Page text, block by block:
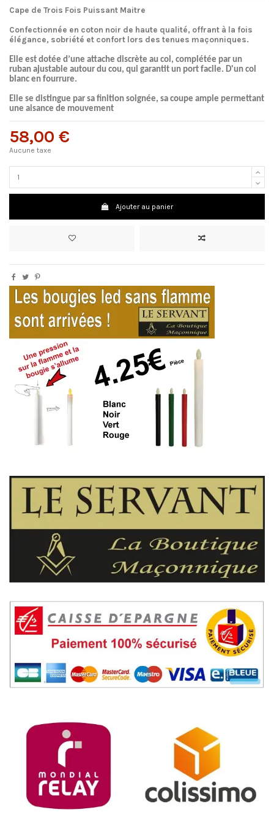
Cape de Trois Fois Puissant Maitre
Confectionnée en coton noir de haute qualité, offrant à la fois
élégance, sobriété et confort lors des tenues maçonniques.
Elle est dotée d’une attache discrète au col , complétée par un
ruban ajustable autour du cou, qui garantit un port facile. D'un col
blanc en fourrure.
Elle se distingue par sa finition soignée, sa coupe ample permettant
une aisance de mouvement
58,00 €
Aucune taxe
Ajouter au panier